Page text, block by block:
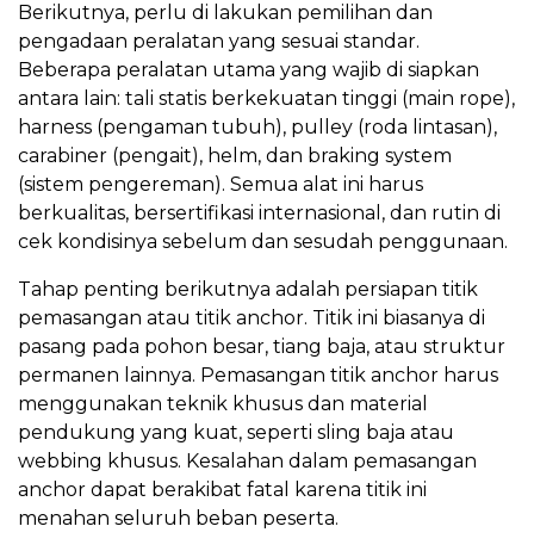
Berikutnya, perlu di lakukan pemilihan dan
pengadaan peralatan yang sesuai standar.
Beberapa peralatan utama yang wajib di siapkan
antara lain: tali statis berkekuatan tinggi (main rope),
harness (pengaman tubuh), pulley (roda lintasan),
carabiner (pengait), helm, dan braking system
(sistem pengereman). Semua alat ini harus
berkualitas, bersertifikasi internasional, dan rutin di
cek kondisinya sebelum dan sesudah penggunaan.
Tahap penting berikutnya adalah persiapan titik
pemasangan atau titik anchor. Titik ini biasanya di
pasang pada pohon besar, tiang baja, atau struktur
permanen lainnya. Pemasangan titik anchor harus
menggunakan teknik khusus dan material
pendukung yang kuat, seperti sling baja atau
webbing khusus. Kesalahan dalam pemasangan
anchor dapat berakibat fatal karena titik ini
menahan seluruh beban peserta.